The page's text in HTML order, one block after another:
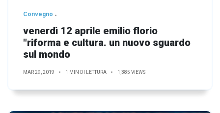
Convegno
venerdì 12 aprile emilio florio
"riforma e cultura. un nuovo sguardo
sul mondo
MAR 29, 2019 1 MIN DI LETTURA 1,385 VIEWS